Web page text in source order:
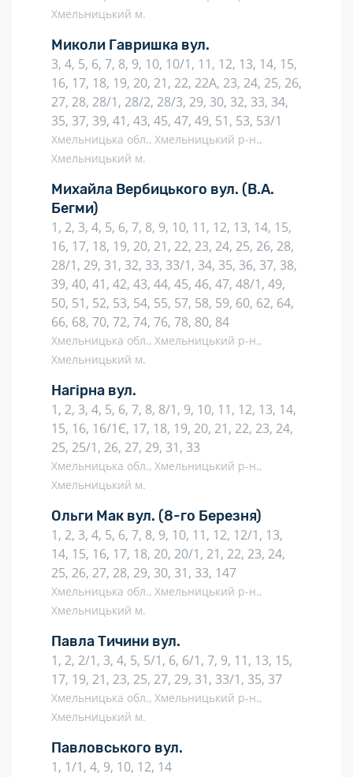
Хмельницький м.
Миколи Гавришка вул.
3, 4, 5, 6, 7, 8, 9, 10, 10/1, 11, 12, 13, 14, 15,
16, 17, 18, 19, 20, 21, 22, 22А, 23, 24, 25, 26,
27, 28, 28/1, 28/2, 28/3, 29, 30, 32, 33, 34,
35, 37, 39, 41, 43, 45, 47, 49, 51, 53, 53/1
Хмельницька обл., Хмельницький р-н.,
Хмельницький м.
Михайла Вербицького вул. (В.А.
Бегми)
1, 2, 3, 4, 5, 6, 7, 8, 9, 10, 11, 12, 13, 14, 15,
16, 17, 18, 19, 20, 21, 22, 23, 24, 25, 26, 28,
28/1, 29, 31, 32, 33, 33/1, 34, 35, 36, 37, 38,
39, 40, 41, 42, 43, 44, 45, 46, 47, 48/1, 49,
50, 51, 52, 53, 54, 55, 57, 58, 59, 60, 62, 64,
66, 68, 70, 72, 74, 76, 78, 80, 84
Хмельницька обл., Хмельницький р-н.,
Хмельницький м.
Нагірна вул.
1, 2, 3, 4, 5, 6, 7, 8, 8/1, 9, 10, 11, 12, 13, 14,
15, 16, 16/1Є, 17, 18, 19, 20, 21, 22, 23, 24,
25, 25/1, 26, 27, 29, 31, 33
Хмельницька обл., Хмельницький р-н.,
Хмельницький м.
Ольги Мак вул. (8-го Березня)
1, 2, 3, 4, 5, 6, 7, 8, 9, 10, 11, 12, 12/1, 13,
14, 15, 16, 17, 18, 20, 20/1, 21, 22, 23, 24,
25, 26, 27, 28, 29, 30, 31, 33, 147
Хмельницька обл., Хмельницький р-н.,
Хмельницький м.
Павла Тичини вул.
1, 2, 2/1, 3, 4, 5, 5/1, 6, 6/1, 7, 9, 11, 13, 15,
17, 19, 21, 23, 25, 27, 29, 31, 33/1, 35, 37
Хмельницька обл., Хмельницький р-н.,
Хмельницький м.
Павловського вул.
1, 1/1, 4, 9, 10, 12, 14